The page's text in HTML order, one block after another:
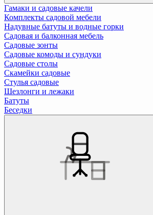
Гамаки и садовые качели
Комплекты садовой мебели
Надувные батуты и водные горки
Садовая и балконная мебель
Садовые зонты
Садовые комоды и сундуки
Садовые столы
Скамейки садовые
Стулья садовые
Шезлонги и лежаки
Батуты
Беседки